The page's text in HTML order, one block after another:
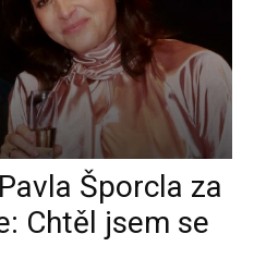
Šporcla za
Chtěl jsem se